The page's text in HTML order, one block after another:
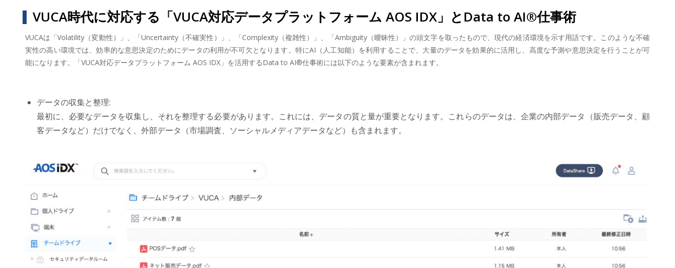
VUCA時代に対応する「VUCA対応データプラットフォーム AOS IDX」とData to AI®仕事術
VUCAは「Volatility（変動性）」、「Uncertainty（不確実性）」、「Complexity（複雑性）」、「Ambiguity（曖昧性）」の頭文字を取ったもので、現代の経済環境を示す用語です。このような不確
実性の高い環境では、効率的な意思決定のためにデータの利用が不可欠となります。特にAI（人工知能）を利用することで、大量のデータを効果的に活用し、高度な予測や意思決定を行うことが可
能になります。「VUCA対応データプラットフォーム AOS IDX」を活用するData to AI®仕事術には以下のような要素が含まれます。
データの収集と整理:
最初に、必要なデータを収集し、それを整理する必要があります。これには、データの質と量が重要となります。これらのデータは、企業の内部データ（販売データ、顧
客データなど）だけでなく、外部データ（市場調査、ソーシャルメディアデータなど）も含まれます。